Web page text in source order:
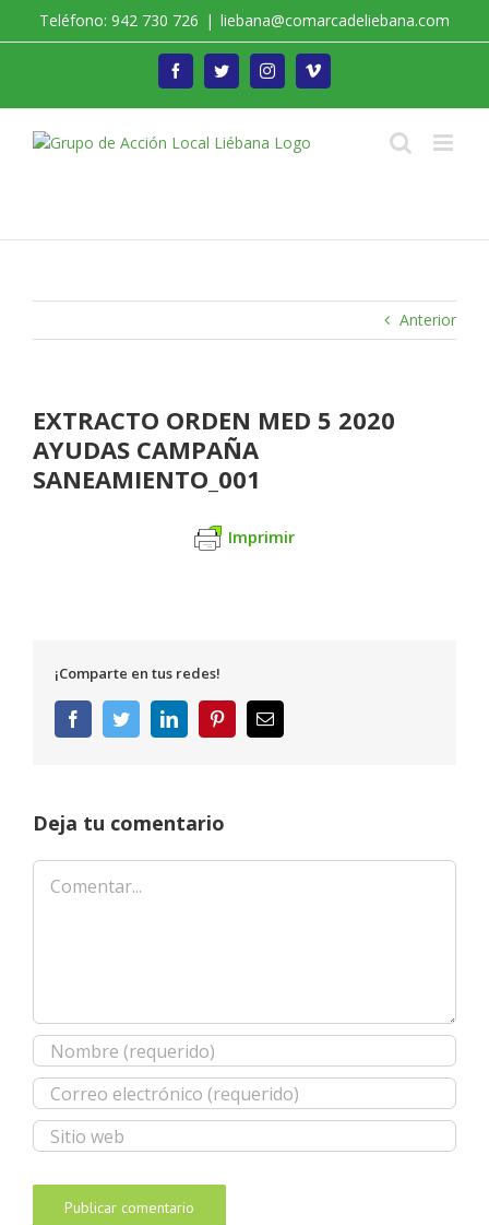
Teléfono: 942 730 726 | liebana@comarcadeliebana.com
FacebookTwitterInstagramVimeo
Anterior
EXTRACTO ORDEN MED 5 2020
AYUDAS CAMPAÑA
SANEAMIENTO_001
Imprimir
¡Comparte en tus redes!
FacebookTwitterLinkedInPinterestCorreo
electrónico
Deja tu comentario
Comentar